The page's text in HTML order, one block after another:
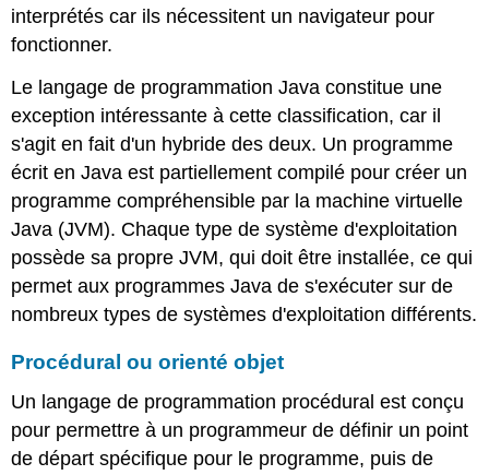
interprétés car ils nécessitent un navigateur pour
fonctionner.
Le langage de programmation Java constitue une
exception intéressante à cette classification, car il
s'agit en fait d'un hybride des deux. Un programme
écrit en Java est partiellement compilé pour créer un
programme compréhensible par la machine virtuelle
Java (JVM). Chaque type de système d'exploitation
possède sa propre JVM, qui doit être installée, ce qui
permet aux programmes Java de s'exécuter sur de
nombreux types de systèmes d'exploitation différents.
Procédural ou orienté objet
Un langage de programmation procédural est conçu
pour permettre à un programmeur de définir un point
de départ spécifique pour le programme, puis de